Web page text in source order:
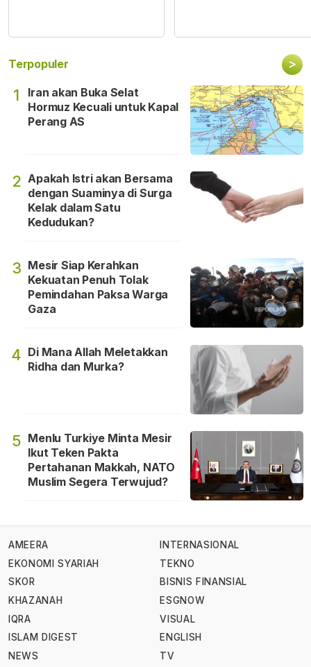
Terpopuler >
1
Iran akan Buka Selat
Hormuz Kecuali untuk Kapal
Perang AS
2 Apakah Istri akan Bersama
dengan Suaminya di Surga
Kelak dalam Satu
Kedudukan?
3 Mesir Siap Kerahkan
Kekuatan Penuh Tolak
Pemindahan Paksa Warga
Gaza
4 Di Mana Allah Meletakkan
Ridha dan Murka?
5 Menlu Turkiye Minta Mesir
Ikut Teken Pakta
Pertahanan Makkah, NATO
Muslim Segera Terwujud?
AMEERA
EKONOMI SYARIAH
SKOR
KHAZANAH
IQRA
ISLAM DIGEST
NEWS
INTERNASIONAL
TEKNO
BISNIS FINANSIAL
ESGNOW
VISUAL
ENGLISH
TV